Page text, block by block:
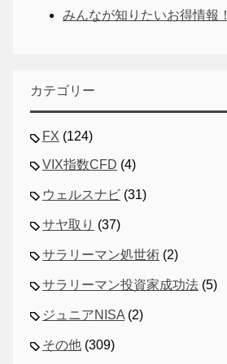
みんなが知りたいお得情報！
カテゴリー
FX (124)
VIX指数CFD (4)
ウェルスナビ (31)
サヤ取り (37)
サラリーマン処世術 (2)
サラリーマン投資家成功法 (5)
ジュニアNISA (2)
その他 (309)